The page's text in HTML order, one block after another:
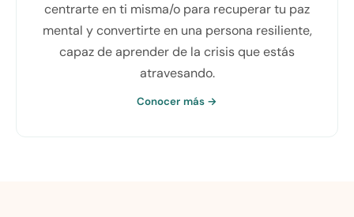
centrarte en ti misma/o para recuperar tu paz
mental y convertirte en una persona resiliente,
capaz de aprender de la crisis que estás
atravesando.
Conocer más →